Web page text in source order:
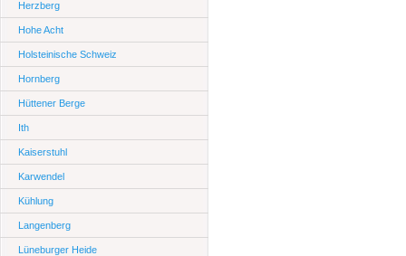
Herzberg
Hohe Acht
Holsteinische Schweiz
Hornberg
Hüttener Berge
Ith
Kaiserstuhl
Karwendel
Kühlung
Langenberg
Lüneburger Heide